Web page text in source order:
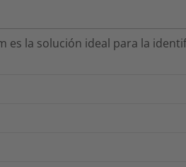
es la solución ideal para la